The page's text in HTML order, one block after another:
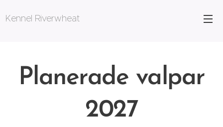
Kennel Riverwheat
Planerade valpar
2027